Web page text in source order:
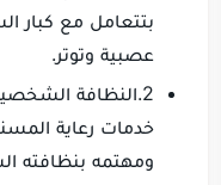
بتتعامل مع كبار
عصبية وتوتر.
2.النظافة
خدمات رعاية
ومهتمه بنظافته